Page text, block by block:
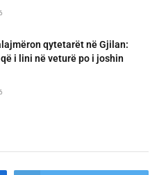
qytetarët në Gjilan:
i lini në veturë po i joshin